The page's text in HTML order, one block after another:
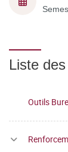
Liste
Outils